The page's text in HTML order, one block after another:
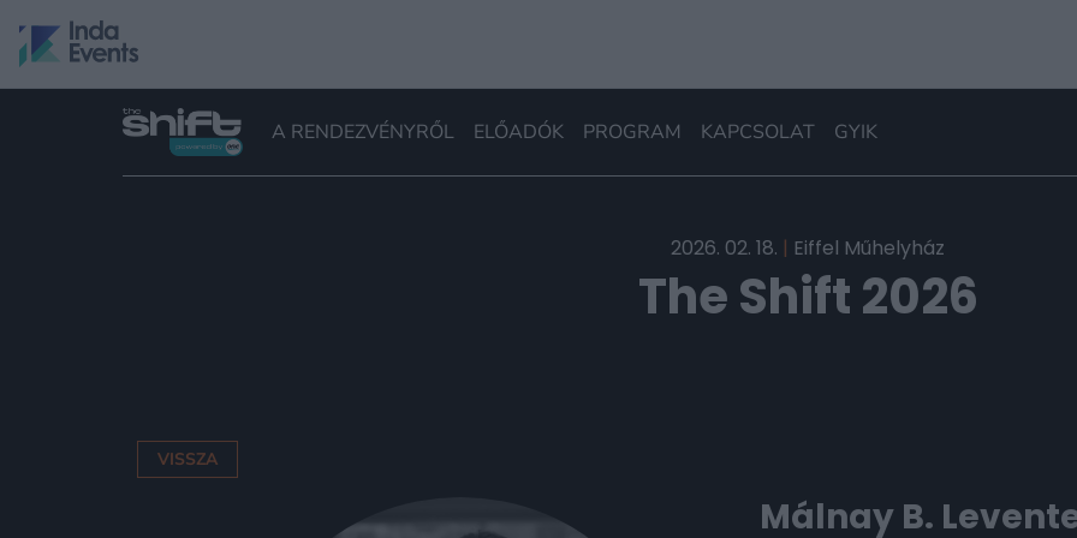
A RENDEZVÉNYRŐL ELŐADÓK PROGRAM KAPCSOLAT GYIK
2026. 02. 18. | Eiffel Műhelyház
The Shift 2026
VISSZA
Málnay B.